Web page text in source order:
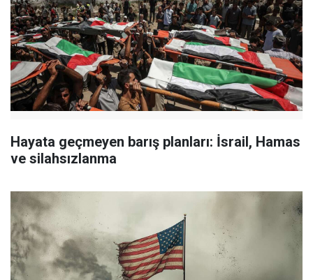
Hayata geçmeyen barış planları: İsrail, Hamas
ve silahsızlanma